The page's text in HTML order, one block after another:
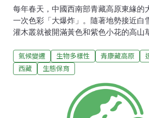
每年春天，中國西南部青藏高原東緣的
一次色彩「大爆炸」。隨著地勢接近白
灌木叢就被開滿黃色和紫色小花的高山
緬甸等國的山區，搜尋珍稀的植物和花
一些跨喜馬拉雅樣本如今已經成為歐美
新的目的：探查氣候變化和其他因素對
統的影響。他們的新興研究表明，高山
甸的地盤，高山植物為了尋找溫度更低
氣候變遷 生物多樣性 青康藏高原
西藏
生態保育